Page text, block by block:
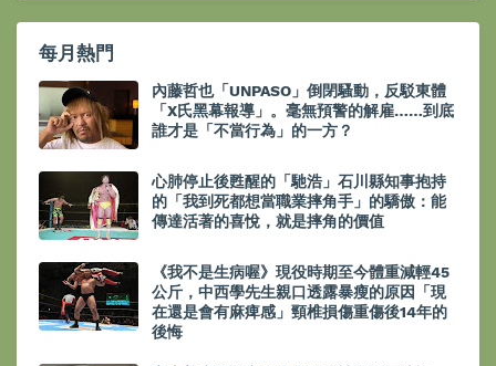
每月熱門
內藤哲也「UNPASO」倒閉騷動，反駁東體
「X氏黑幕報導」。毫無預警的解雇……到底
誰才是「不當行為」的一方？
心肺停止後甦醒的「馳浩」石川縣知事抱持
的「我到死都想當職業摔角手」的驕傲：能
傳達活著的喜悅，就是摔角的價值
《我不是生病喔》現役時期至今體重減輕45
公斤，中西學先生親口透露暴瘦的原因「現
在還是會有麻痺感」頸椎損傷重傷後14年的
後悔